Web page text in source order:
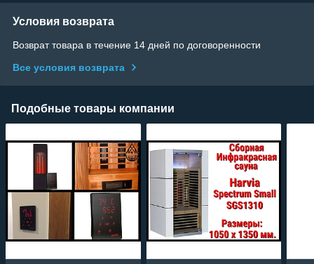
Условия возврата
Возврат товара в течение 14 дней по договоренности
Все условия возврата
Подобные товары компании